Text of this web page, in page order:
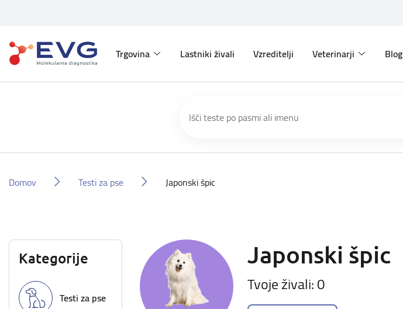
Trgovina Lastniki živali Vzreditelji Veterinarji Blog
Domov Testi za pse Japonski špic
Kategorije
Testi za pse
Japonski špic
Tvoje živali: 0